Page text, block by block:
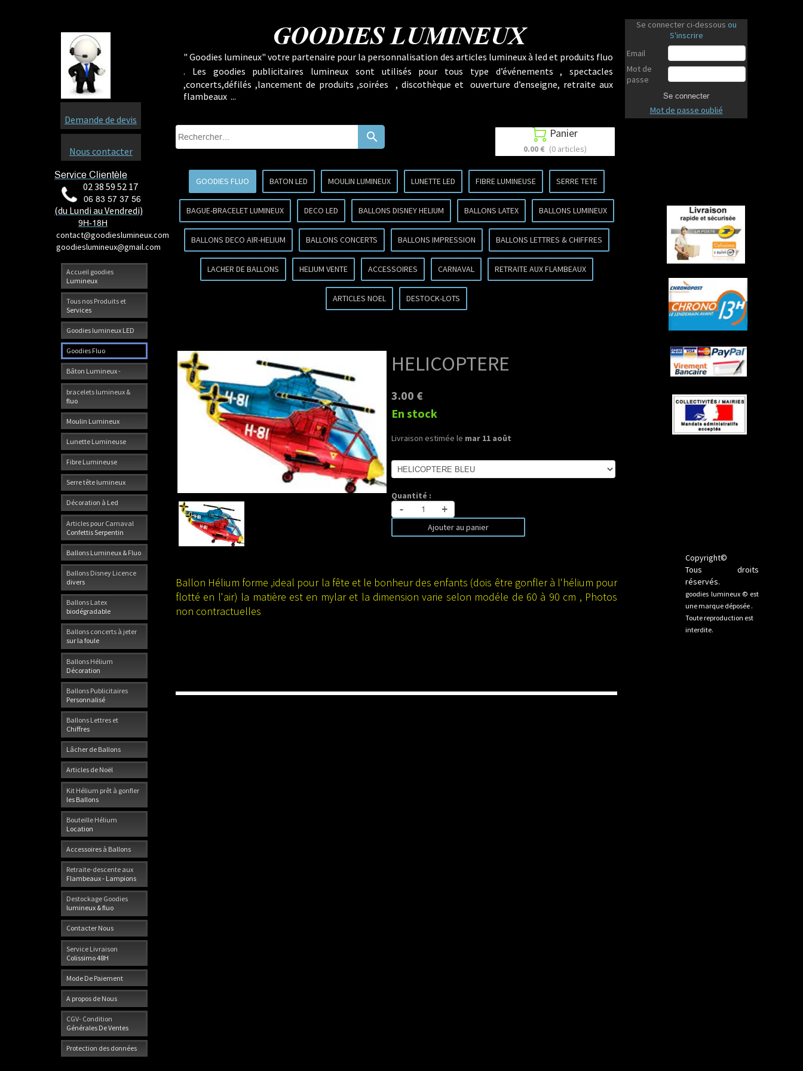
Accueil goodies
Lumineux
Tous nos Produits et
Services
Goodies lumineux LED
Goodies Fluo
Bâton Lumineux -
bracelets lumineux &
fluo
Moulin Lumineux
Lunette Lumineuse
Fibre Lumineuse
Serre tête lumineux
Décoration à Led
Articles pour Carnaval
Confettis Serpentin
Ballons Lumineux & Fluo
Ballons Disney Licence
divers
Ballons Latex
biodégradable
Ballons concerts à jeter
sur la foule
Ballons Hélium
Décoration
Ballons Publicitaires
Personnalisé
Ballons Lettres et
Chiffres
Lâcher de Ballons
Articles de Noël
Kit Hélium prêt à gonfler
les Ballons
Bouteille Hélium
Location
Accessoires à Ballons
Retraite-descente aux
Flambeaux - Lampions
Destockage Goodies
lumineux & fluo
Contacter Nous
Service Livraison
Colissimo 48H
Mode De Paiement
A propos de Nous
CGV- Condition
Générales De Ventes
Protection des données
GOODIES LUMINEUX
Copyright©
Tous droits
réservés.
goodies lumineux © est
une marque déposée .
Toute reproduction est
interdite.
Se connecter ci-dessous ou
S'inscrire
Email
Mot de
passe
Se connecter
Mot de passe oublié
Service Clientèle
02 38 59 52 17
06 83 57 37 56
(du Lundi au Vendredi)
9H-18H
contact@goodieslumineux.com
goodieslumineux@gmail.com
Demande de devis
Nous contacter
" Goodies lumineux" votre partenaire pour la personnalisation des articles lumineux à led et produits fluo
. Les goodies publicitaires lumineux sont utilisés pour tous type d’événements , spectacles
,concerts,défilés ,lancement de produits ,soirées , discothèque et ouverture d’enseigne, retraite aux
flambeaux ...
search  Panier
0.00 € (0 articles)
GOODIES FLUO BATON LED MOULIN LUMINEUX LUNETTE LED FIBRE LUMINEUSE SERRE TETE
BAGUE-BRACELET LUMINEUX DECO LED BALLONS DISNEY HELIUM BALLONS LATEX BALLONS LUMINEUX
BALLONS DECO AIR-HELIUM BALLONS CONCERTS BALLONS IMPRESSION BALLONS LETTRES & CHIFFRES
LACHER DE BALLONS HELIUM VENTE ACCESSOIRES CARNAVAL RETRAITE AUX FLAMBEAUX
ARTICLES NOEL DESTOCK-LOTS
HELICOPTERE
3.00 €
En stock
Livraison estimée le mar 11 août
Quantité :
- +
Ajouter au panier
Ballon Hélium forme ,ideal pour la fête et le bonheur des enfants (dois être gonfler à l'hélium pour
flotté en l'air) la matière est en mylar et la dimension varie selon modéle de 60 à 90 cm , Photos
non contractuelles